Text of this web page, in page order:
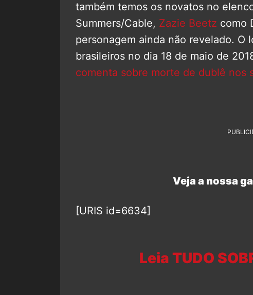
também temos os novatos no
Summers/Cable, Zazie Beetz como
personagem ainda não revelado. O
brasileiros no dia 18 de maio de
comenta sobre morte de dublê nos
Veja a nossa
[URIS id=6634]
Leia TUDO